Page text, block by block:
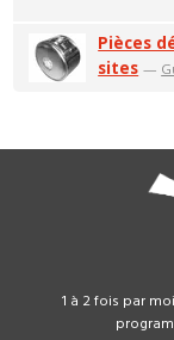
Pièces
sites —
1 à 2 fois par